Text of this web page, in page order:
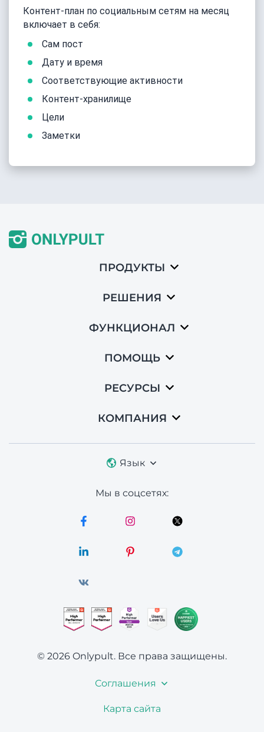
Контент-план по социальным сетям на месяц
включает в себя:
Сам пост
Дату и время
Соответствующие активности
Контент-хранилище
Цели
Заметки
ПРОДУКТЫ
РЕШЕНИЯ
ФУНКЦИОНАЛ
ПОМОЩЬ
РЕСУРСЫ
КОМПАНИЯ
Язык
Мы в соцсетях:
© 2026 Onlypult. Все права защищены.
Соглашения
Карта сайта